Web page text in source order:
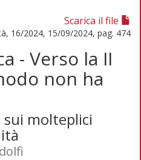
Scarica il file
16/2024, 15/09/2024, pag. 474
- Verso la II
non ha
molteplici